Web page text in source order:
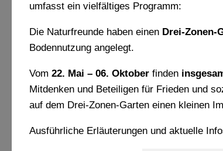
umfasst ein vielfältiges Programm:
Die Naturfreunde haben einen Drei-Zonen-
Bodennutzung angelegt.
Vom 22. Mai – 06. Oktober finden
Mitdenken und Beteiligen für Frieden und
auf dem Drei-Zonen-Garten einen kleinen
Ausführliche Erläuterungen und aktuelle